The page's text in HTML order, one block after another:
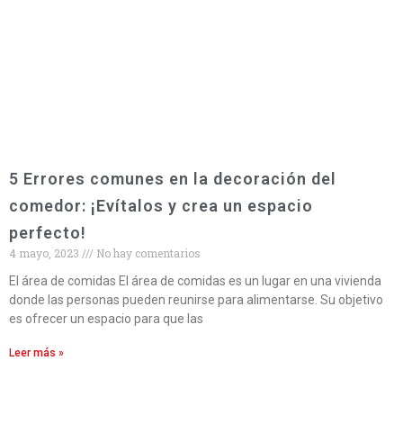
5 Errores comunes en la decoración del
comedor: ¡Evítalos y crea un espacio
perfecto!
4 mayo, 2023
No hay comentarios
El área de comidas El área de comidas es un lugar en una vivienda
donde las personas pueden reunirse para alimentarse. Su objetivo
es ofrecer un espacio para que las
Leer más »